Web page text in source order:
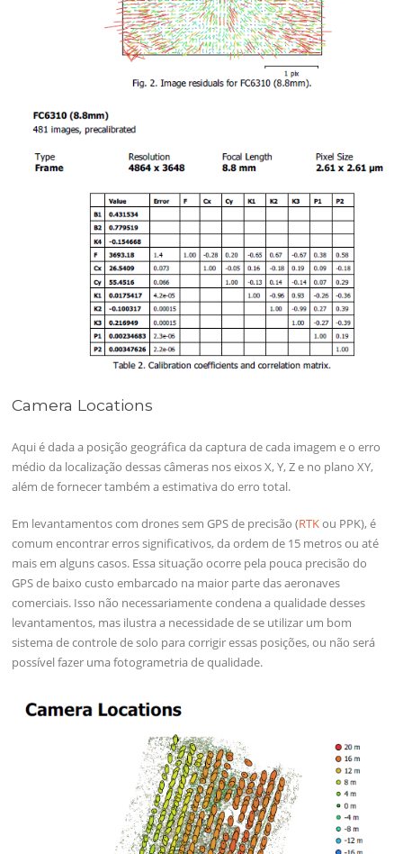
Camera Locations
Aqui é dada a posição geográfica da captura de cada imagem e o erro
médio da localização dessas câmeras nos eixos X, Y, Z e no plano XY,
além de fornecer também a estimativa do erro total.
Em levantamentos com drones sem GPS de precisão (RTKou PPK), é
comum encontrar erros significativos, da ordem de 15 metros ou até
mais em alguns casos. Essa situação ocorre pela pouca precisão do
GPS de baixo custo embarcado na maior parte das aeronaves
comerciais. Isso não necessariamente condena a qualidade desses
levantamentos, mas ilustra a necessidade de se utilizar um bom
sistema de controle de solo para corrigir essas posições, ou não será
possível fazer uma fotogrametria de qualidade.